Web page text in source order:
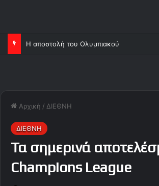
Η αποστολή του Ολυμπιακού
Αρχική / ΔΙΕΘΝΗ
ΔΙΕΘΝΗ
Τα σημερινά
Champions League